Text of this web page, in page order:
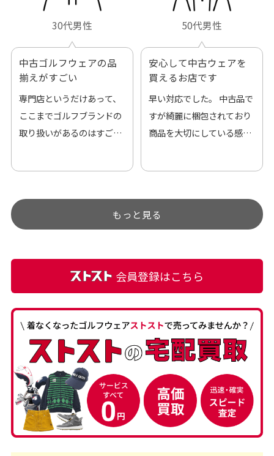
30代男性
中古ゴルフウェアの品
揃えがすごい
専門店というだけあって、
ここまでゴルフブランドの
取り扱いがあるのはすご
す。
50代男性
安心して中古ウェアを
買えるお店です
早い対応でした。 中古品で
すが綺麗に梱包されており
商品を大切にしている感が
うぐらい目立つことなく綺
麗な商品でお安く購入でき
もっと見る
会員登録はこちら